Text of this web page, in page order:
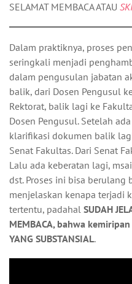
SELAMAT MEMBACA ATAU
Dalam praktiknya, proses
seringkali menjadi
dalam pengusulan jabatan
balik, dari Dosen Pengusul
Rektorat, balik lagi ke
Dosen Pengusul. Setelah
klarifikasi dokumen balik
Senat Fakultas. Dari Senat
Lalu ada keberatan lagi,
dst. Proses ini bisa
menjelaskan kenapa terjadi
tertentu, padahal SUDAH
MEMBACA, bahwa
YANG SUBSTANSIAL.